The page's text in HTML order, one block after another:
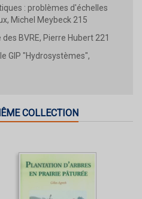
: problèmes d'échelles
Michel Meybeck 215
BVRE, Pierre Hubert 221
GIP "Hydrosystèmes",
COLLECTION